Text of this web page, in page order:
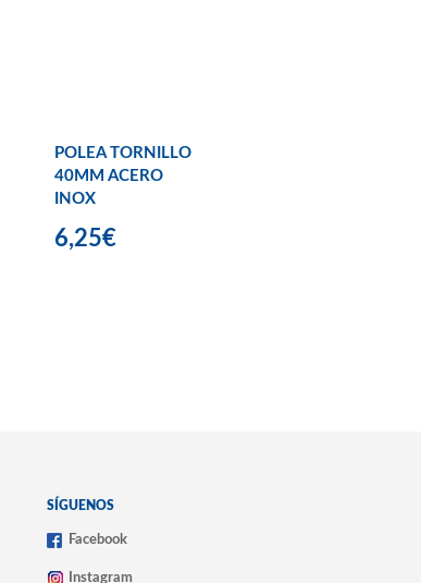
POLEA TORNILLO
40MM ACERO
INOX
6,25€
SÍGUENOS
Facebook
Instagram